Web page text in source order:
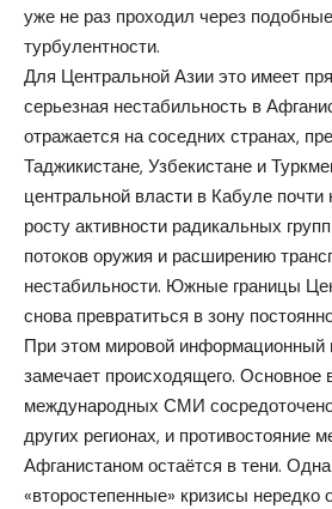
уже не раз проходил через
турбулентности.
Для Центральной Азии это имеет
серьезная нестабильность в
отражается на соседних странах,
Таджикистане, Узбекистане и
центральной власти в Кабуле почти
росту активности радикальных
потоков оружия и расширению
нестабильности. Южные границы
снова превратиться в зону
При этом мировой информационный
замечает происходящего. Основное
международных СМИ
других регионах, и противостояние
Афганистаном остаётся в тени.
«второстепенные» кризисы нередко